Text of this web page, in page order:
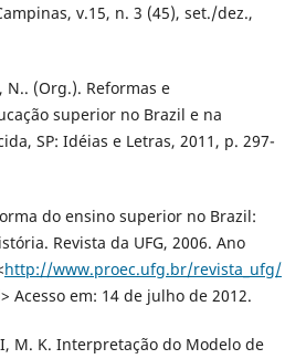
v.15, n. 3 (45), set./dez.,
N.. (Org.). Reformas e
superior no Brazil e na
SP: Idéias e Letras, 2011, p. 297-
do ensino superior no Brazil:
Revista da UFG, 2006. Ano
http://www.proec.ufg.br/revista_ufg/
Acesso em: 14 de julho de 2012.
M. K. Interpretação do Modelo de